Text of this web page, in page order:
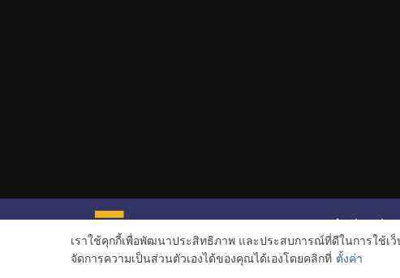
หน้าหลัก รีวิว
ข่าวอสังหาริมทรั
เราใช้คุกกี้เพื่อพัฒนาประสิทธิภาพ และประสบการณ์ที่ดีในการใช้
จัดการความเป็นส่วนตัวเองได้ของคุณได้เองโดยคลิกที่ ตั้งค่า